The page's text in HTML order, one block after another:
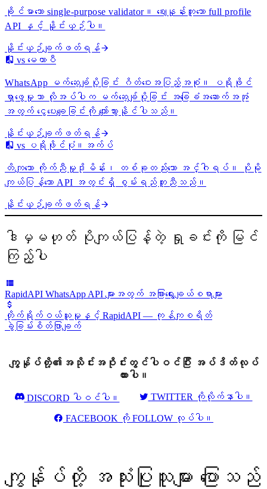
ခိုင်မာသော single-purpose validator။ ဈေးနှုန်းတူသော full profile
API နှင့် နှိုင်းယှဉ်ပါ။
နှိုင်းယှဉ်ချက်ဖတ်ရန်
vs မေတာပီ
WhatsApp မက်ဆေ့ချ်ပို့ခြင်း ဂိတ်ဝေးအပြည့်အစုံ။ ပရိုဖိုင်
ရှာဖွေမှုသာ လိုအပ်ပါက မက်ဆေ့ချ်ပို့ခြင်း အခြေခံအဆောက်အအုံ
အတွက် ငွေပေးချေခြင်းကို ကျော်သွားနိုင်ပါသည်။
နှိုင်းယှဉ်ချက်ဖတ်ရန်
vs ပရိုဖိုင်ပုံ။အက်ပ်
တိကျသော ကိုက်ညီမှုဒိုမိန်း၊ တစ်ခုတည်းသော အင်္ဂါရပ်။ ပိုမို
ကျယ်ပြန့်သော API အတွင်းရှိ စွမ်းရည်တူညီသည်။
နှိုင်းယှဉ်ချက်ဖတ်ရန်
ဒါမှမဟုတ် ပိုကျယ်ပြန့်တဲ့ ရှုခင်းကို မြင်
ကြည့်ပါ
RapidAPI WhatsApp API များအတွက် အခြားရွေးချယ်စရာများ
တိုက်ရိုက်ဝယ်ယူမှုနှင့် RapidAPI — ကုန်ကျစရိတ်
ခွဲခြမ်းစိတ်ဖြာချက်
ကျွန်ုပ်တို့၏အသိုင်းအဝိုင်းတွင်ပါဝင်ပြီး အပ်ဒိတ်လုပ်
ထားပါ။
DISCORD ပါဝင်ပါ။ TWITTER ကိုလိုက်နာပါ။
FACEBOOK ကို FOLLOW လုပ်ပါ။
ကျွန်ုပ်တို့ အသုံးပြုသူများ ပြောသည်